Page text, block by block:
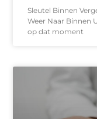
Sleutel Binnen
Weer Naar Binnen
op dat moment